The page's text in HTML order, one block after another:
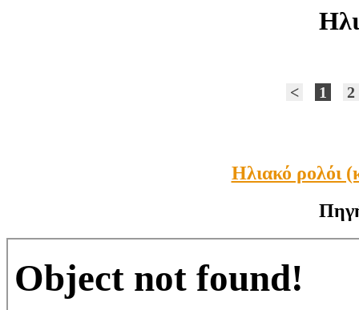
< 1 2
Ηλιακό ρολόι